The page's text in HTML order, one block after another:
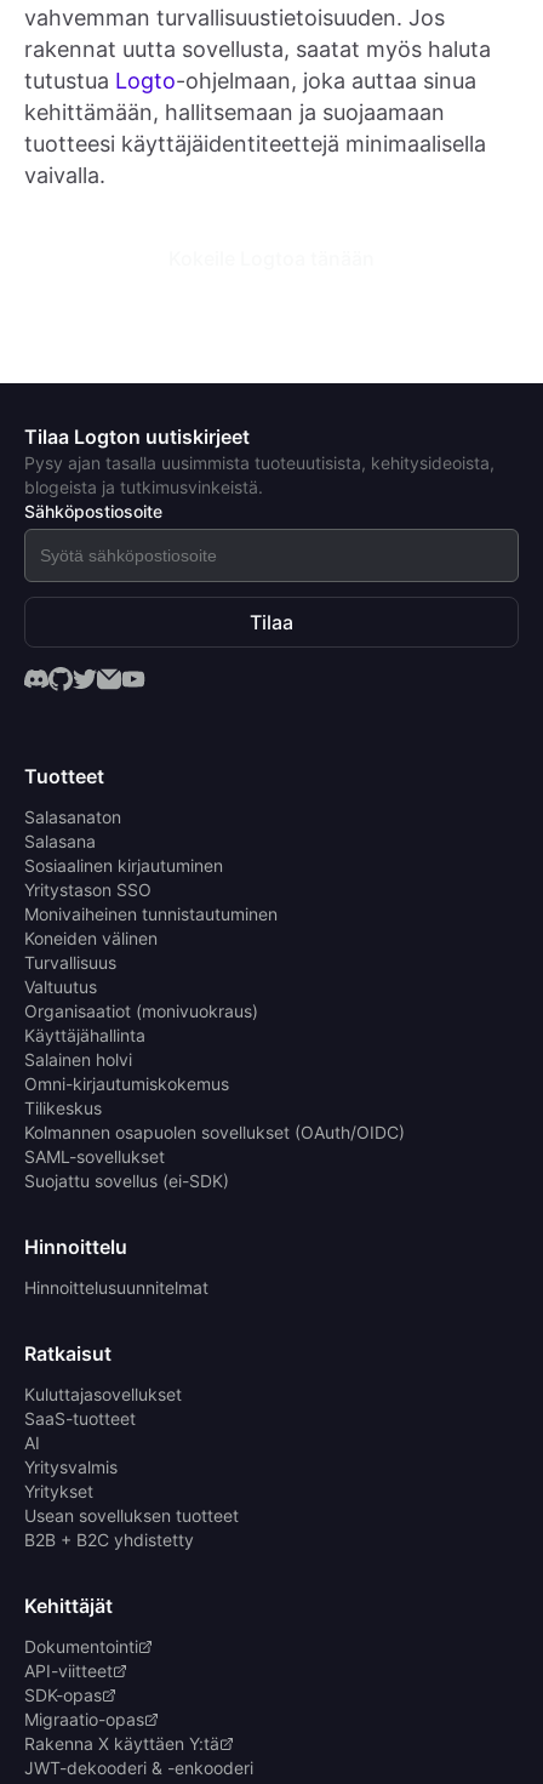
vahvemman turvallisuustietoisuuden. Jos
rakennat uutta sovellusta, saatat myös haluta
tutustua Logto-ohjelmaan, joka auttaa sinua
kehittämään, hallitsemaan ja suojaamaan
tuotteesi käyttäjäidentiteettejä minimaalisella
vaivalla.
Tilaa Logton uutiskirjeet
Pysy ajan tasalla uusimmista tuoteuutisista, kehitysideoista,
blogeista ja tutkimusvinkeistä.
Sähköpostiosoite
Tilaa
Tuotteet
Salasanaton
Salasana
Sosiaalinen kirjautuminen
Yritystason SSO
Monivaiheinen tunnistautuminen
Koneiden välinen
Turvallisuus
Valtuutus
Organisaatiot (monivuokraus)
Käyttäjähallinta
Salainen holvi
Omni-kirjautumiskokemus
Tilikeskus
Kolmannen osapuolen sovellukset (OAuth/OIDC)
SAML-sovellukset
Suojattu sovellus (ei-SDK)
Hinnoittelu
Hinnoittelusuunnitelmat
Ratkaisut
Kuluttajasovellukset
SaaS-tuotteet
AI
Yritysvalmis
Yritykset
Usean sovelluksen tuotteet
B2B + B2C yhdistetty
Kehittäjät
Dokumentointi
API-viitteet
SDK-opas
Migraatio-opas
Rakenna X käyttäen Y:tä
JWT-dekooderi & -enkooderi